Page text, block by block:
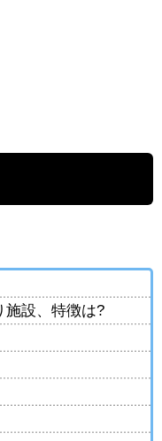
施設、特徴は?